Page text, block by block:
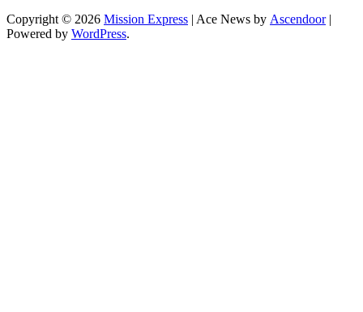
Copyright © 2026 Mission Express | Ace News by Ascendoor|
Powered by WordPress.